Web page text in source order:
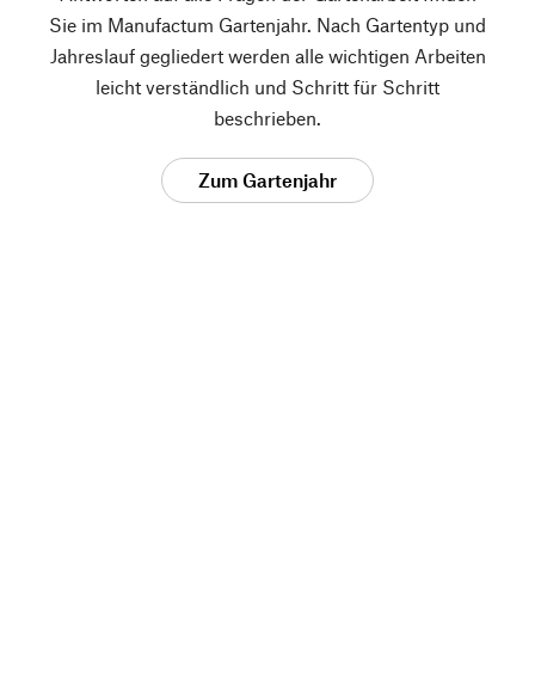
Sie im Manufactum Gartenjahr. Nach Gartentyp und
Jahreslauf gegliedert werden alle wichtigen Arbeiten
leicht verständlich und Schritt für Schritt
beschrieben.
Zum Gartenjahr